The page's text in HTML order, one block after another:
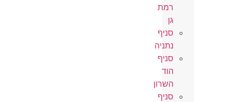
רמת
גן
סניף
נתניה
סניף
הוד
השרון
סניף